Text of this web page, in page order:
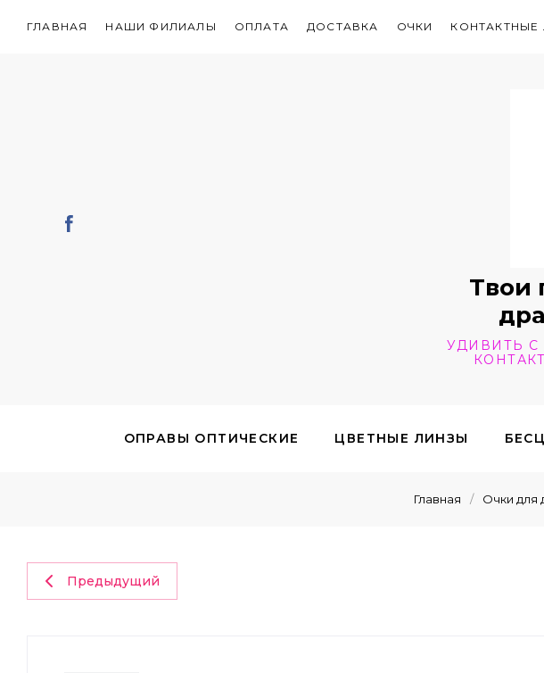
ГЛАВНАЯ НАШИ ФИЛИАЛЫ ОПЛАТА ДОСТАВКА ОЧКИ КОНТАКТНЫЕ
Твои
УДИВИТЬ С
ОПРАВЫ ОПТИЧЕСКИЕ ЦВЕТНЫЕ ЛИНЗЫ
ОЧКИ СОЛНЦЕЗАЩИТНЫЕ
Главная / Очки для
Предыдущий